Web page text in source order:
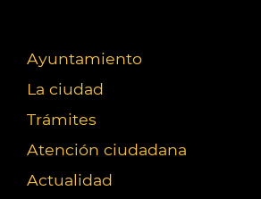
Ayuntamiento
La ciudad
Trámites
Atención ciudadana
Actualidad